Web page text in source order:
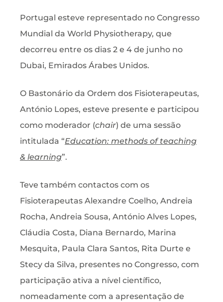
Portugal esteve representado no Congresso
Mundial da World Physiotherapy, que
decorreu entre os dias 2 e 4 de junho no
Dubai, Emirados Árabes Unidos.
O Bastonário da Ordem dos Fisioterapeutas,
António Lopes, esteve presente e participou
como moderador (chair) de uma sessão
intitulada “Education: methods of teaching
& learning”.
Teve também contactos com os
Fisioterapeutas Alexandre Coelho, Andreia
Rocha, Andreia Sousa, António Alves Lopes,
Cláudia Costa, Diana Bernardo, Marina
Mesquita, Paula Clara Santos, Rita Durte e
Stecy da Silva, presentes no Congresso, com
participação ativa a nível científico,
nomeadamente com a apresentação de